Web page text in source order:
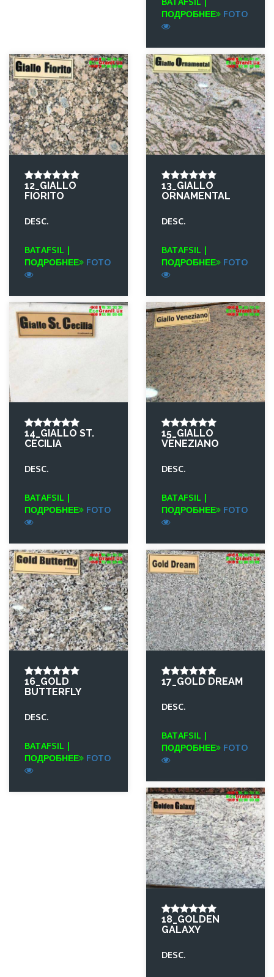
ПОДРОБНЕЕ
FOTO
12_GIALLO
FIORITO
DESC.
BATAFSIL |
ПОДРОБНЕЕ
FOTO
13_GIALLO
ORNAMENTAL
DESC.
BATAFSIL |
ПОДРОБНЕЕ
FOTO
14_GIALLO ST.
CECILIA
DESC.
BATAFSIL |
ПОДРОБНЕЕ
FOTO
15_GIALLO
VENEZIANO
DESC.
BATAFSIL |
ПОДРОБНЕЕ
FOTO
16_GOLD
BUTTERFLY
DESC.
BATAFSIL |
ПОДРОБНЕЕ
FOTO
17_GOLD DREAM
DESC.
BATAFSIL |
ПОДРОБНЕЕ
FOTO
18_GOLDEN
GALAXY
DESC.